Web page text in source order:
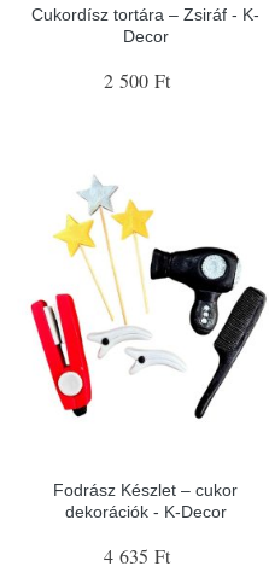
Cukordísz tortára – Zsiráf - K-
Decor
2 500 Ft
Fodrász Készlet – cukor
dekorációk - K-Decor
4 635 Ft